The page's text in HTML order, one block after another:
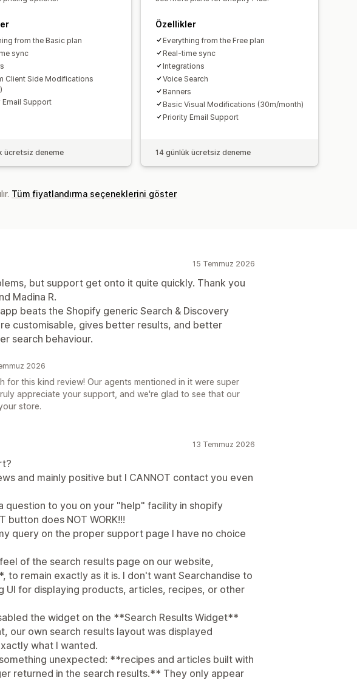
from the Basic plan
sync
Client Side Modifications
Email Support
ücretsiz deneme
Özellikler
Everything from the Free plan
Real-time sync
Integrations
Voice Search
Banners
Basic Visual Modifications (30m/month)
Priority Email Support
14 günlük ücretsiz deneme
Tüm fiyatlandırma seçeneklerini göster
15 Temmuz 2026
but support get onto it quite quickly. Thank you
Madina R.
beats the Shopify generic Search & Discovery
customisable, gives better results, and better
search behaviour.
2026
for this kind review! Our agents mentioned in it were super
appreciate your support, and we're glad to see that our
store.
13 Temmuz 2026
and mainly positive but I CANNOT contact you even
question to you on your "help" facility in shopify
button does NOT WORK!!!
query on the proper support page I have no choice
of the search results page on our website,
to remain exactly as it is. I don't want Searchandise to
UI for displaying products, articles, recipes, or other
the widget on the **Search Results Widget**
our own search results layout was displayed
what I wanted.
unexpected: **recipes and articles built with
returned in the search results.** They only appear